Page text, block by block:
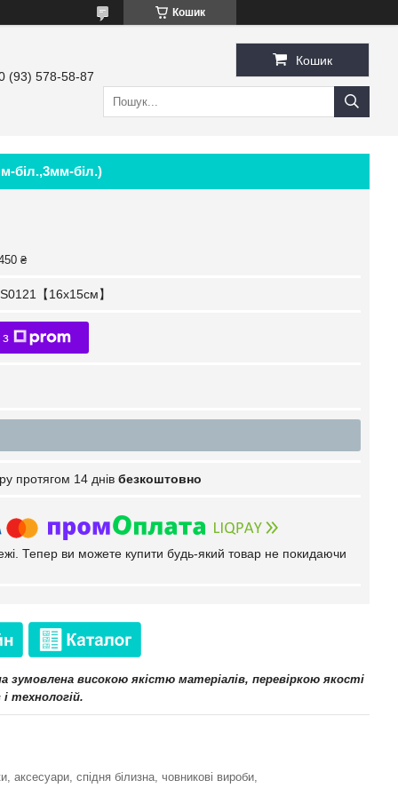
Кошик
(93) 578-58-87
Кошик
біл.,3мм-біл.)
₴
【16x15см】
протягом 14 днів безкоштовно
Тепер ви можете купити будь-який товар не покидаючи
зумовлена високою якістю матеріалів, перевіркою якості
технологій.
аксесуари, спідня білизна, човникові вироби,